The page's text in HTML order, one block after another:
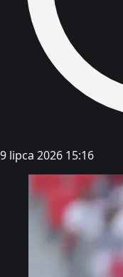
9 lipca 2026 15:16